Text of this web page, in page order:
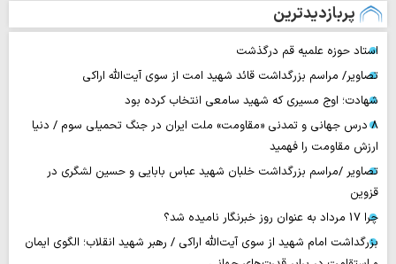
پربازدیدترین
استاد حوزه علمیه قم درگذشت
تصاویر/ مراسم بزرگداشت قائد شهید امت از سوی آیت‌الله اراکی
شهادت؛ اوج مسیری که شهید سامعی انتخاب کرده بود
۸ درس جهانی و تمدنی «مقاومت» ملت ایران در جنگ تحمیلی سوم / دنیا
ارزش مقاومت را فهمید
تصاویر /مراسم بزرگداشت خلبان شهید عباس بابایی و حسین لشگری در
قزوین
چرا 17 مرداد به عنوان روز خبرنگار نامیده شد؟
بزرگداشت امام شهید از سوی آیت‌الله اراکی / رهبر شهید انقلاب؛ الگوی ایمان